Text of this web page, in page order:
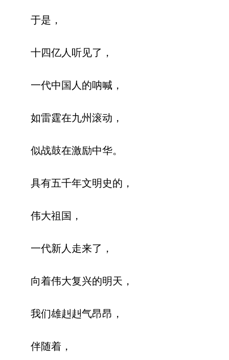
于是，
十四亿人听见了，
一代中国人的呐喊，
如雷霆在九州滚动，
似战鼓在激励中华。
具有五千年文明史的，
伟大祖国，
一代新人走来了，
向着伟大复兴的明天，
我们雄赳赳气昂昂，
伴随着，